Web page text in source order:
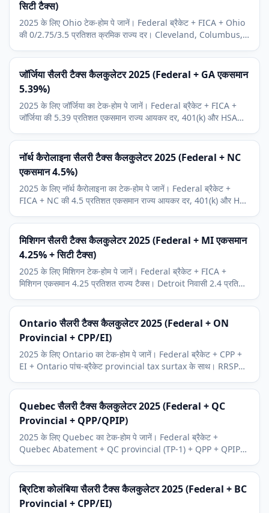
सिटी टैक्स)
2025 के लिए Ohio टेक-होम पे जानें। Federal ब्रैकेट + FICA + Ohio
की 0/2.75/3.5 प्रतिशत क्रमिक राज्य दर। Cleveland, Columbus,
जॉर्जिया सैलरी टैक्स कैलकुलेटर 2025 (Federal + GA एकसमान
5.39%)
2025 के लिए जॉर्जिया का टेक-होम पे जानें। Federal ब्रैकेट + FICA +
जॉर्जिया की 5.39 प्रतिशत एकसमान राज्य आयकर दर, 401(k) और HSA
नॉर्थ कैरोलाइना सैलरी टैक्स कैलकुलेटर 2025 (Federal + NC
एकसमान 4.5%)
2025 के लिए नॉर्थ कैरोलाइना का टेक-होम पे जानें। Federal ब्रैकेट +
FICA + NC की 4.5 प्रतिशत एकसमान राज्य आयकर दर, 401(k) और HSA
मिशिगन सैलरी टैक्स कैलकुलेटर 2025 (Federal + MI एकसमान
4.25% + सिटी टैक्स)
2025 के लिए मिशिगन टेक-होम पे जानें। Federal ब्रैकेट + FICA +
मिशिगन एकसमान 4.25 प्रतिशत राज्य टैक्स। Detroit निवासी 2.4 प्रतिशत
Ontario सैलरी टैक्स कैलकुलेटर 2025 (Federal + ON
Provincial + CPP/EI)
2025 के लिए Ontario का टेक-होम पे जानें। Federal ब्रैकेट + CPP +
EI + Ontario पांच-ब्रैकेट provincial tax surtax के साथ। RRSP
Quebec सैलरी टैक्स कैलकुलेटर 2025 (Federal + QC
Provincial + QPP/QPIP)
2025 के लिए Quebec का टेक-होम पे जानें। Federal ब्रैकेट +
Quebec Abatement + QC provincial (TP-1) + QPP + QPIP।
ब्रिटिश कोलंबिया सैलरी टैक्स कैलकुलेटर 2025 (Federal + BC
Provincial + CPP/EI)